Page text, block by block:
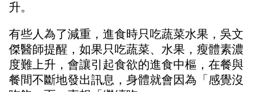
升。
有些人為了減重，進食時只吃蔬菜水果，吳文
傑醫師提醒，如果只吃蔬菜、水果，瘦體素濃
度難上升，會讓引起食欲的進食中樞，在餐與
餐間不斷地發出訊息，身體就會因為「感覺沒